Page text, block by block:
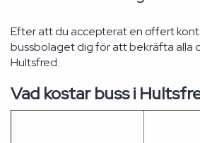
Efter att du accepterat en offert
bussbolaget dig för att bekräfta alla
Hultsfred.
Vad kostar buss i